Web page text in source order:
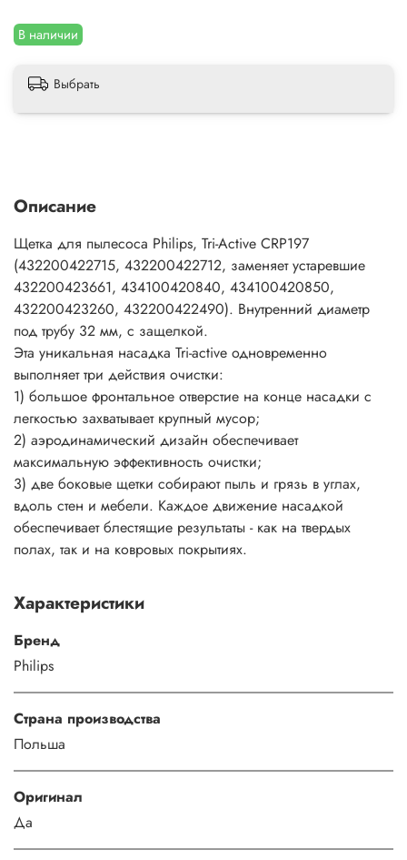
В наличии
Выбрать
Описание
Щетка для пылесоса Philips, Tri-Active CRP197
(432200422715, 432200422712, заменяет устаревшие
432200423661, 434100420840, 434100420850,
432200423260, 432200422490). Внутренний диаметр
под трубу 32 мм, с защелкой.
Эта уникальная насадка Tri-active одновременно
выполняет три действия очистки:
1) большое фронтальное отверстие на конце насадки с
легкостью захватывает крупный мусор;
2) аэродинамический дизайн обеспечивает
максимальную эффективность очистки;
3) две боковые щетки собирают пыль и грязь в углах,
вдоль стен и мебели. Каждое движение насадкой
обеспечивает блестящие результаты - как на твердых
полах, так и на ковровых покрытиях.
Характеристики
Бренд
Philips
Страна производства
Польша
Оригинал
Да